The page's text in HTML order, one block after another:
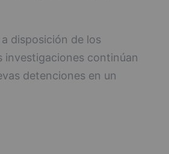
disposición de los
investigaciones continúan
detenciones en un